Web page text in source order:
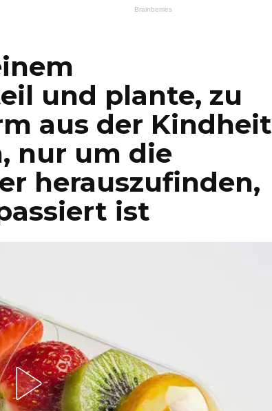
und plante, zu
aus der Kindheit
nur um die
herauszufinden,
ist